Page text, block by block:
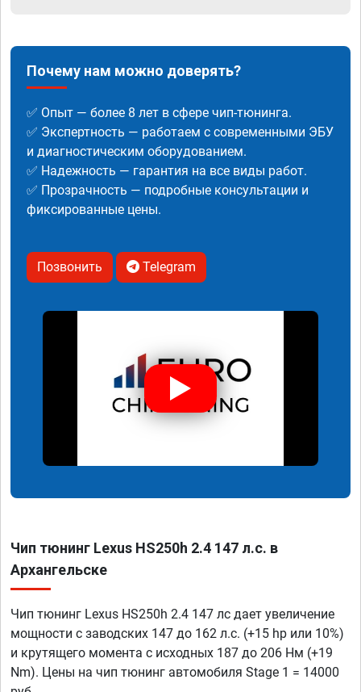
Почему нам можно доверять?
✅ Опыт — более 8 лет в сфере чип-тюнинга.
✅ Экспертность — работаем с современными ЭБУ
и диагностическим оборудованием.
✅ Надежность — гарантия на все виды работ.
✅ Прозрачность — подробные консультации и
фиксированные цены.
Позвонить Telegram
Чип тюнинг Lexus HS250h 2.4 147 л.с. в
Архангельске
Чип тюнинг Lexus HS250h 2.4 147 лс дает увеличение
мощности с заводских 147 до 162 л.с. (+15 hp или 10%)
и крутящего момента с исходных 187 до 206 Нм (+19
Nm). Цены на чип тюнинг автомобиля Stage 1 = 14000